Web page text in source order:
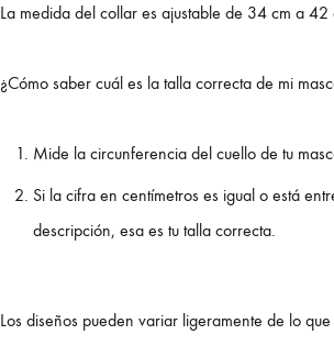
La medida del collar es ajustable de 34 cm a
¿Cómo saber cuál es la talla correcta de mi
Mide la circunferencia del cuello de tu
Si la cifra en centímetros es igual o está
descripción, esa es tu talla correcta.
Los diseños pueden variar ligeramente de lo